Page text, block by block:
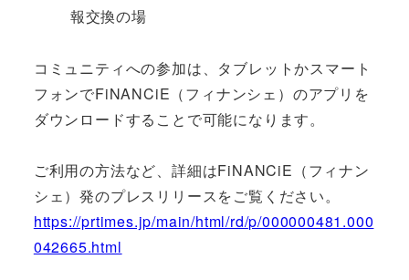
報交換の場
コミュニティへの参加は、タブレットかスマート
フォンでFiNANCiE（フィナンシェ）のアプリを
ダウンロードすることで可能になります。
ご利用の方法など、詳細はFiNANCiE（フィナン
シェ）発のプレスリリースをご覧ください。
https://prtimes.jp/main/html/rd/p/000000481.000
042665.html